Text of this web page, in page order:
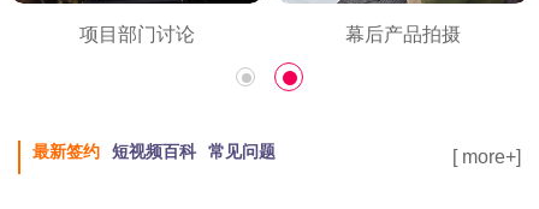
空巴：利他精神之目标达成 项目部门讨论
最新签约 短视频百科 常见问题 [ more+]